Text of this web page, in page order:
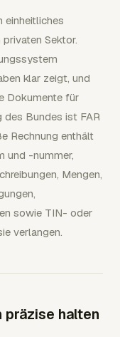
einheitliches
Sektor.
klar zeigt, und
Dokumente für
des Bundes ist FAR
Rechnung enthält
und -nummer,
Mengen,
sowie TIN- oder
verlangen.
präzise halten